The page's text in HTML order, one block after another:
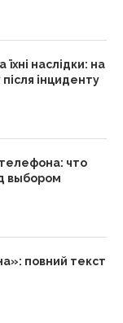
наслідки: на
інциденту
что
выбором
повний текст